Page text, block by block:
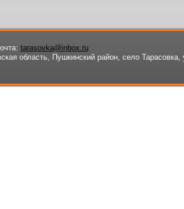
tarasovka@inbox.ru
область, Пушкинский район, село